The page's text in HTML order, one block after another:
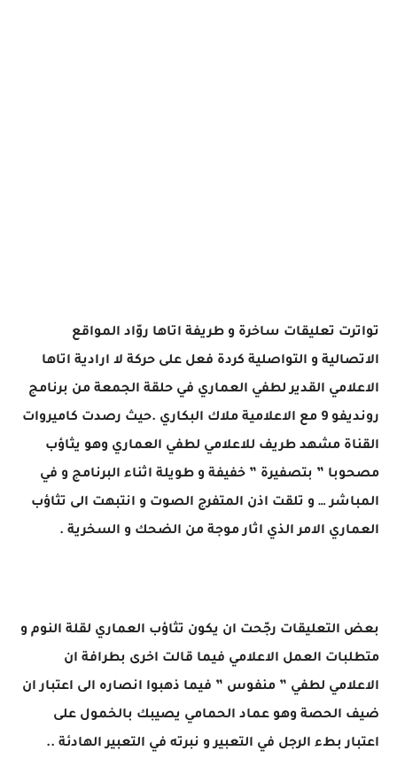
تواترت تعليقات ساخرة و طريفة اتاها روّاد المواقع
الاتصالية و التواصلية كردة فعل على حركة لا ارادية اتاها
الاعلامي القدير لطفي العماري في حلقة الجمعة من برنامج
رونديفو 9 مع الاعلامية ملاك البكاري .حيث رصدت كاميروات
القناة مشهد طريف للاعلامي لطفي العماري وهو يثاؤب
مصحوبا ” بتصفيرة ” خفيفة و طويلة اثناء البرنامج و في
المباشر … و تلقت اذن المتفرج الصوت و انتبهت الى تثاؤب
العماري الامر الذي اثار موجة من الضحك و السخرية .
بعض التعليقات رجّحت ان يكون تثاؤب العماري لقلة النوم و
متطلبات العمل الاعلامي فيما قالت اخرى بطرافة ان
الاعلامي لطفي ” منفوس ” فيما ذهبوا انصاره الى اعتبار ان
ضيف الحصة وهو عماد الحمامي يصيبك بالخمول على
اعتبار بطء الرجل في التعبير و نبرته في التعبير الهادئة ..